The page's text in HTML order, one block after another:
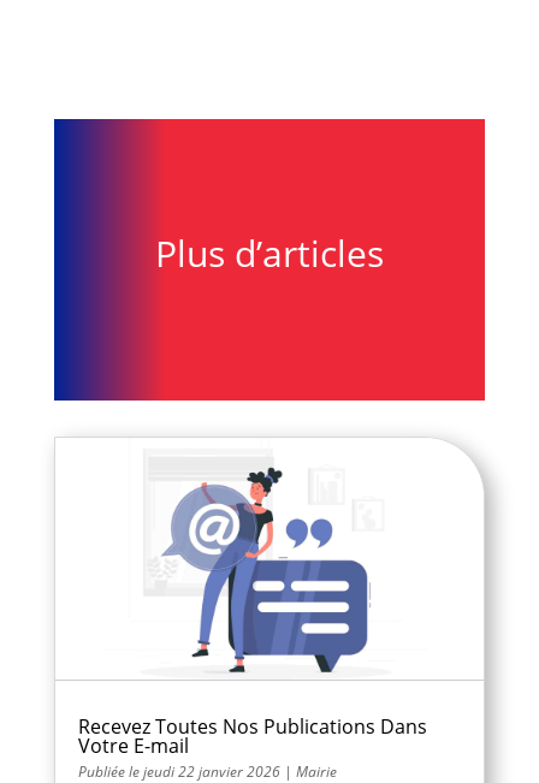
Plus d’articles
Recevez Toutes Nos Publications Dans
Votre E-mail
jeudi 22 janvier 2026| Mairie